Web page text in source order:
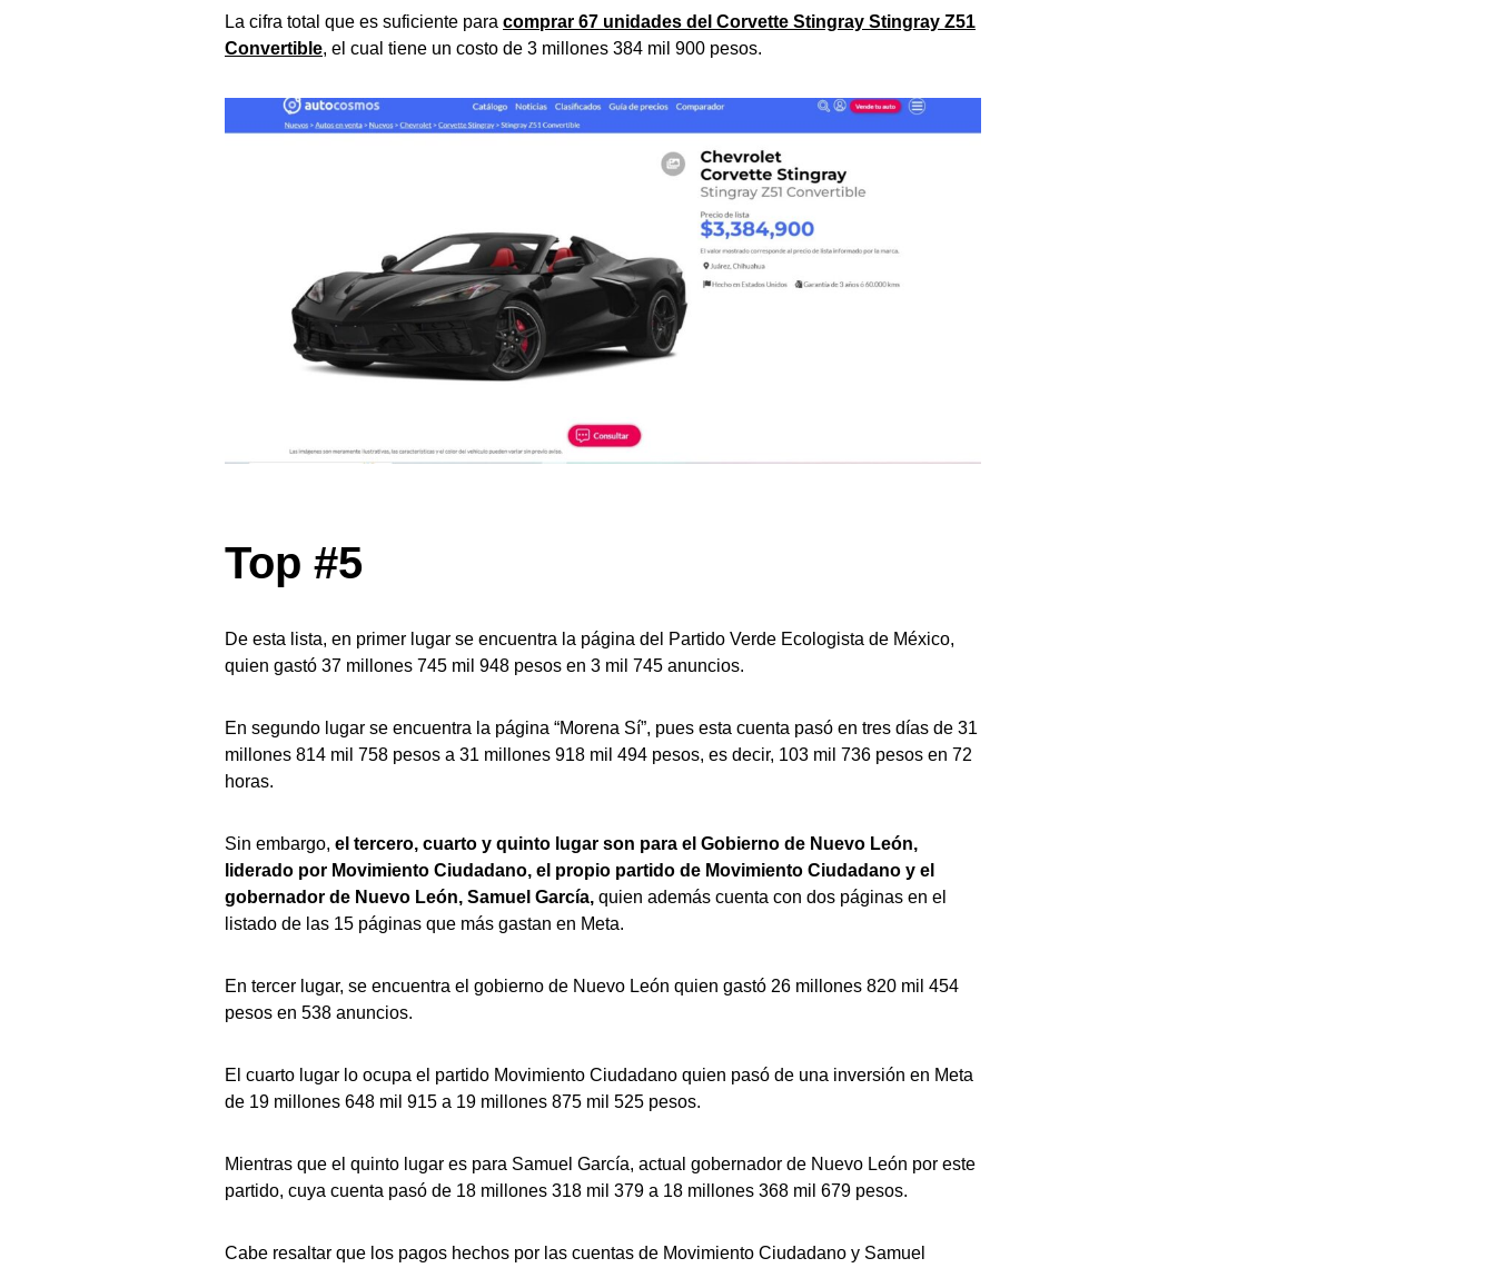
La cifra total que es suficiente para comprar 67 unidades del Corvette Stingray Stingray Z51
Convertible, el cual tiene un costo de 3 millones 384 mil 900 pesos.
Top #5
De esta lista, en primer lugar se encuentra la página del Partido Verde Ecologista de México,
quien gastó 37 millones 745 mil 948 pesos en 3 mil 745 anuncios.
En segundo lugar se encuentra la página “Morena Sí”, pues esta cuenta pasó en tres días de 31
millones 814 mil 758 pesos a 31 millones 918 mil 494 pesos, es decir, 103 mil 736 pesos en 72
horas.
Sin embargo, el tercero, cuarto y quinto lugar son para el Gobierno de Nuevo León,
liderado por Movimiento Ciudadano, el propio partido de Movimiento Ciudadano y el
gobernador de Nuevo León, Samuel García, quien además cuenta con dos páginas en el
listado de las 15 páginas que más gastan en Meta.
En tercer lugar, se encuentra el gobierno de Nuevo León quien gastó 26 millones 820 mil 454
pesos en 538 anuncios.
El cuarto lugar lo ocupa el partido Movimiento Ciudadano quien pasó de una inversión en Meta
de 19 millones 648 mil 915 a 19 millones 875 mil 525 pesos.
Mientras que el quinto lugar es para Samuel García, actual gobernador de Nuevo León por este
partido, cuya cuenta pasó de 18 millones 318 mil 379 a 18 millones 368 mil 679 pesos.
Cabe resaltar que los pagos hechos por las cuentas de Movimiento Ciudadano y Samuel